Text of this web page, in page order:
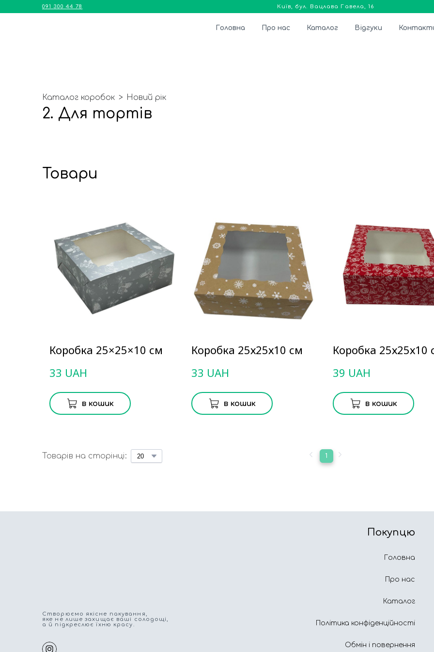
091 300 44 78 Київ, бул. Вацлава Гавела, 16
Головна Про нас Каталог Відгуки
Каталог коробок Новий рік
2. Для тортів
Товари
Коробка 25×25×10 см
33 UAH
в кошик
Коробка 25х25х10 см
33 UAH
в кошик
Коробка 25х25х10
39 UAH
в кошик
Товарів на сторінці: 1
Cтворюємо якісне пакування,
яке не лише захищає ваші солодощі,
а й підкреслює їхню красу.
Покупцю
Головна
Про нас
Каталог
Політика конфіденційності
Обмін і повернення